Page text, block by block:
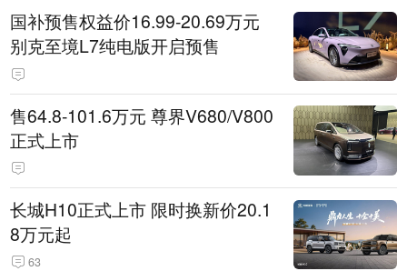
国补预售权益价16.99-20.69万元
别克至境L7纯电版开启预售
售64.8-101.6万元 尊界V680/V800
正式上市
长城H10正式上市 限时换新价20.1
8万元起
63